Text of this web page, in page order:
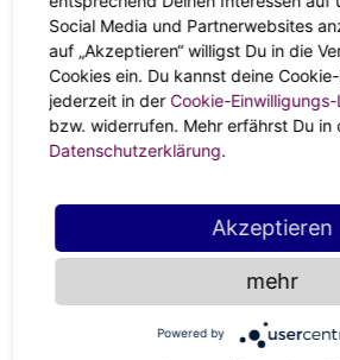
Was darf gehen, damit du bereit
bist?
Was hast du bisher schon alles
stolz und wofür du dankbar sein
kommenden Monat? Was davon
deiner Selfgrowth-Journey
Was hilft dir oder kannst du tun,
selbstbewusst, stark und wertvoll
Social Media und Partnerwebsites
auf „Akzeptieren“ willigst Du in die
Cookies ein. Du kannst deine
jederzeit in der Cookie-
bzw. widerrufen. Mehr erfährst Du in
Datenschutzerklärung.
Akzeptieren
mehr
Powered by